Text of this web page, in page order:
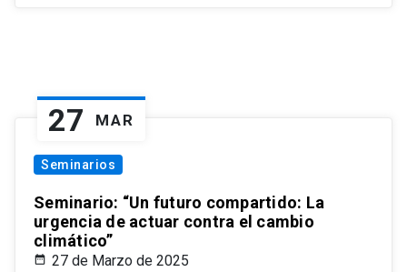
27 MAR
Seminarios
Seminario: “Un futuro compartido: La
urgencia de actuar contra el cambio
climático”
27 de Marzo de 2025